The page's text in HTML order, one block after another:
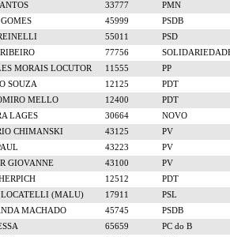
33777
PMN
45999
PSDB
55011
PSD
77756
MORAIS LOCUTOR 11555
PP
SOUZA 12125
PDT
MELLO 12400
PDT
LAGES 30664
NOVO
CHIMANSKI 43125
PV
43223
PV
GIOVANNE 43100
PV
12512
PDT
(MALU) 17911
PSL
MACHADO 45745
PSDB
65659
PC do B